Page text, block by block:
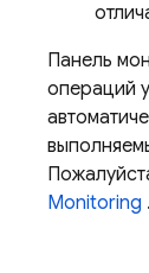
Панель
операций
Monitoring .